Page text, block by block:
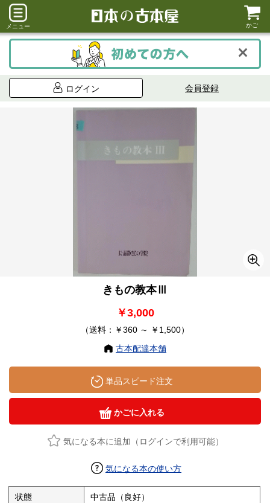
メニュー かご
ログイン 会員登録
きもの教本Ⅲ
￥3,000
（送料：￥360 ～ ￥1,500）
古本配達本舗
単品スピード注文
かごに入れる
気になる本に追加（ログインで利用可能）
気になる本の使い方
状態 中古品（良好）